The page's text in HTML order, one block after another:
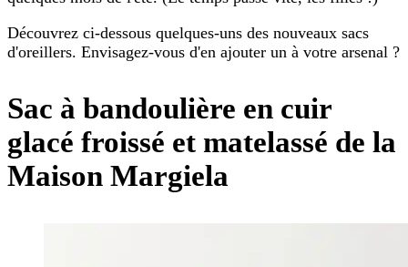
Découvrez ci-dessous quelques-uns des nouveaux sacs
d'oreillers. Envisagez-vous d'en ajouter un à votre arsenal ?
Sac à bandoulière en cuir
glacé froissé et matelassé de la
Maison Margiela